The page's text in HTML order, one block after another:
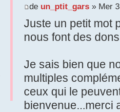
de un_ptit_gars» Mer 3
Juste un petit mot
nous font des
Je sais bien que
multiples
ceux qui le
bienvenue...merci